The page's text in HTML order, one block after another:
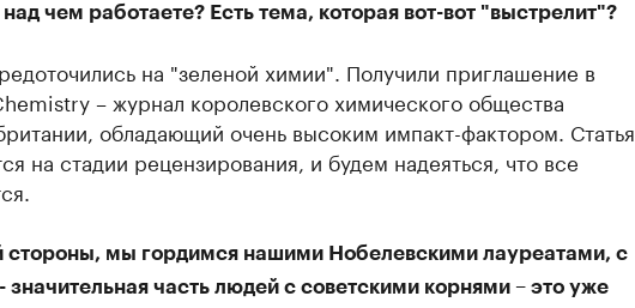
чем работаете? Есть тема, которая вот-вот "выстрелит"?
на "зеленой химии". Получили приглашение в
– журнал королевского химического общества
обладающий очень высоким импакт-фактором. Статья
на стадии рецензирования, и будем надеяться, что все
стороны, мы гордимся нашими Нобелевскими лауреатами, с
значительная часть людей с советскими корнями – это уже